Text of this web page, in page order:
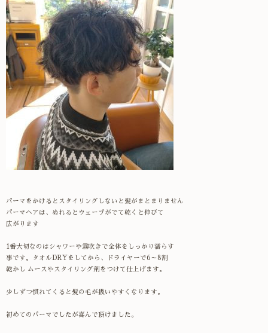
パーマをかけるとスタイリングしないと髪がまとまりません
パーマヘアは、ぬれるとウェーブがでて乾くと伸びて
広がります
1番大切なのはシャワーや霧吹きで全体をしっかり濡らす
事です。タオルDRYをしてから、ドライヤーで6～8割
乾かし ムースやスタイリング剤をつけて仕上げます。
少しずつ慣れてくると髪の毛が扱いやすくなります。
初めてのパーマでしたが喜んで頂けました。